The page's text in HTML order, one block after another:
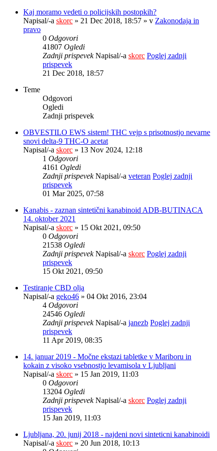
Kaj moramo vedeti o policijskih postopkih?
Napisal/-a skorc » 21 Dec 2018, 18:57 » v Zakonodaja in
pravo
0 Odgovori
41807 Ogledi
Zadnji prispevekNapisal/-a skorc Poglej zadnji
prispevek
21 Dec 2018, 18:57
Teme
Odgovori
Ogledi
Zadnji prispevek
OBVESTILO EWS sistem! THC vejp s prisotnostjo nevarne
snovi delta-9 THC-O acetat
Napisal/-a skorc » 13 Nov 2024, 12:18
1 Odgovori
4161 Ogledi
Zadnji prispevekNapisal/-a veteran Poglej zadnji
prispevek
01 Mar 2025, 07:58
Kanabis - zaznan sintetični kanabinoid ADB-BUTINACA
14. oktober 2021
Napisal/-a skorc » 15 Okt 2021, 09:50
0 Odgovori
21538 Ogledi
Zadnji prispevekNapisal/-a skorc Poglej zadnji
prispevek
15 Okt 2021, 09:50
Testiranje CBD olja
Napisal/-a geko46 » 04 Okt 2016, 23:04
4 Odgovori
24546 Ogledi
Zadnji prispevekNapisal/-a janezb Poglej zadnji
prispevek
11 Apr 2019, 08:35
14. januar 2019 - Močne ekstazi tabletke v Mariboru in
kokain z visoko vsebnostjo levamisola v Ljubljani
Napisal/-a skorc » 15 Jan 2019, 11:03
0 Odgovori
13204 Ogledi
Zadnji prispevekNapisal/-a skorc Poglej zadnji
prispevek
15 Jan 2019, 11:03
Ljubljana, 20. junij 2018 - najdeni novi sinteticni kanabinoidi
Napisal/-a skorc » 20 Jun 2018, 10:13